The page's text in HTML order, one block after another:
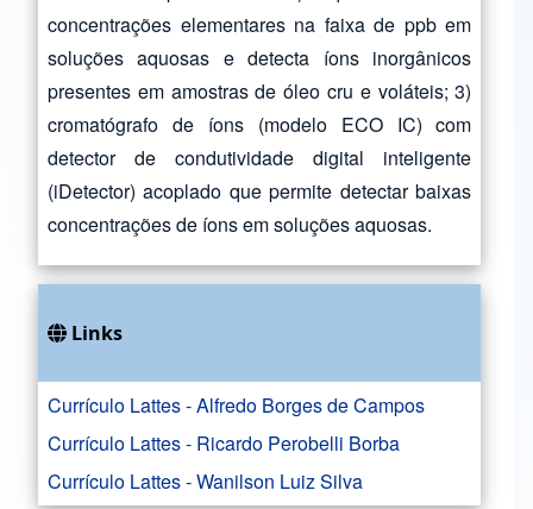
concentrações elementares na faixa de ppb em
soluções aquosas e detecta íons inorgânicos
presentes em amostras de óleo cru e voláteis; 3)
cromatógrafo de íons (modelo ECO IC) com
detector de condutividade digital inteligente
(iDetector) acoplado que permite detectar baixas
concentrações de íons em soluções aquosas.
Links
Currículo Lattes - Alfredo Borges de Campos
Currículo Lattes - Ricardo Perobelli Borba
Currículo Lattes - Wanilson Luiz Silva